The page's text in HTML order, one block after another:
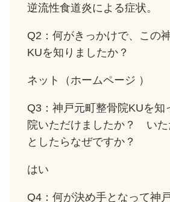
逆流性食道炎による症状。
Q2：何がきっかけで、この
KUを知りましたか？
ネット（ホームページ ）
Q3：神戸元町整骨院KUを知
院いただけましたか？ いた
としたらなぜですか？
はい
Q4：何が決め手となって神